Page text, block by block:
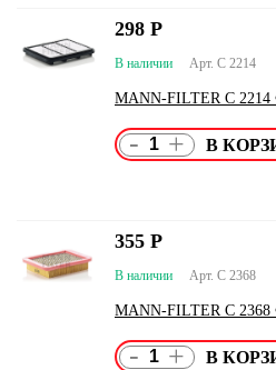
Арт. C 2214
В наличии
MANN-FILTER C 2214
298 Р
- +
Арт. C 2368
В наличии
MANN-FILTER C 2368
355 Р
- +